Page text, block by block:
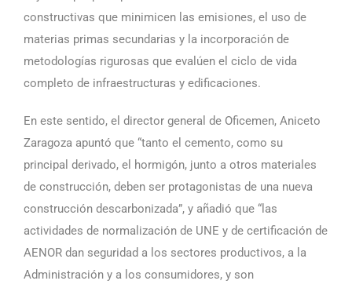
constructivas que minimicen las emisiones, el uso de
materias primas secundarias y la incorporación de
metodologías rigurosas que evalúen el ciclo de vida
completo de infraestructuras y edificaciones.
En este sentido, el director general de Oficemen, Aniceto
Zaragoza apuntó que “tanto el cemento, como su
principal derivado, el hormigón, junto a otros materiales
de construcción, deben ser protagonistas de una nueva
construcción descarbonizada”, y añadió que “las
actividades de normalización de UNE y de certificación de
AENOR dan seguridad a los sectores productivos, a la
Administración y a los consumidores, y son